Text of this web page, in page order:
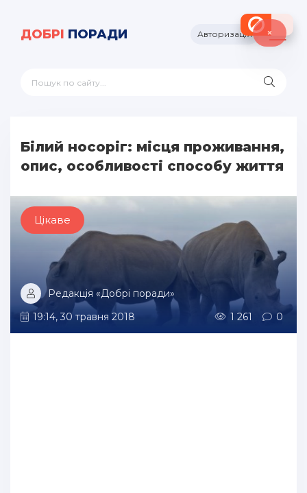
ДОБРІ ПОРАДИ Авторизація
Білий носоріг: місця проживання,
опис, особливості способу життя
Цікаве
Редакція «Добрі поради»
19:14, 30 травня 2018
1 261 0
×